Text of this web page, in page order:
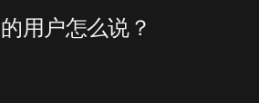
用户怎么说？